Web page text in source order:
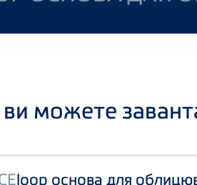
ви можете
loop основа для